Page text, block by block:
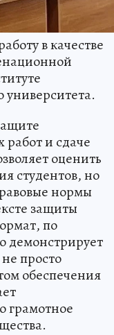
в качестве
университета.
и сдаче
оценить
студентов, но
нормы
защиты
по
демонстрирует
просто
обеспечения
грамотное